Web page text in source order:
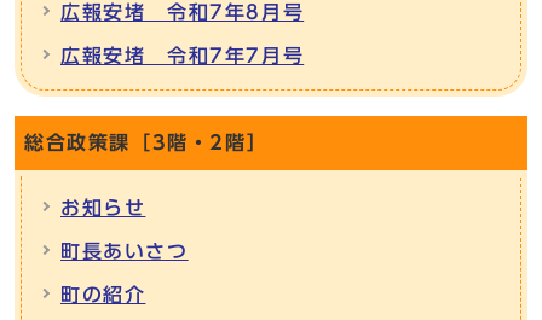
広報安堵 令和7年8月号
広報安堵 令和7年7月号
総合政策課［3階・2階］
お知らせ
町長あいさつ
町の紹介